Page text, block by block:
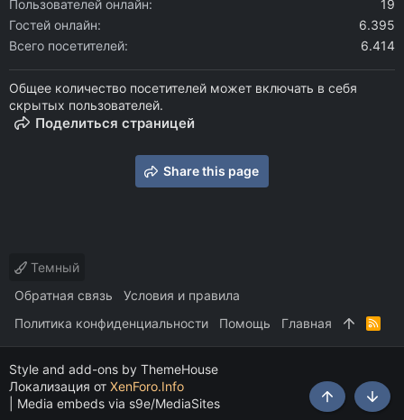
Пользователей онлайн
19
Гостей онлайн
6.395
Всего посетителей
6.414
Общее количество посетителей может включать в себя
скрытых пользователей.
Поделиться страницей
Share this page
Темный
Обратная связь
Условия и правила
Политика конфиденциальности
Помощь Главная
R
S
Style and add-ons by ThemeHouse
Локализация от XenForo.Info
Media embeds via s9e/MediaSites Сверху Снизу